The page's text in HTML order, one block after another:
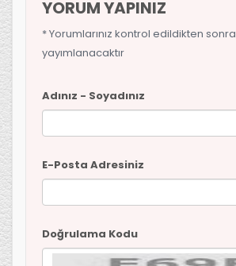
YORUM YAPINIZ
* Yorumlarınız kontrol edildikten sonra
yayımlanacaktır
Adınız - Soyadınız
E-Posta Adresiniz
Doğrulama Kodu